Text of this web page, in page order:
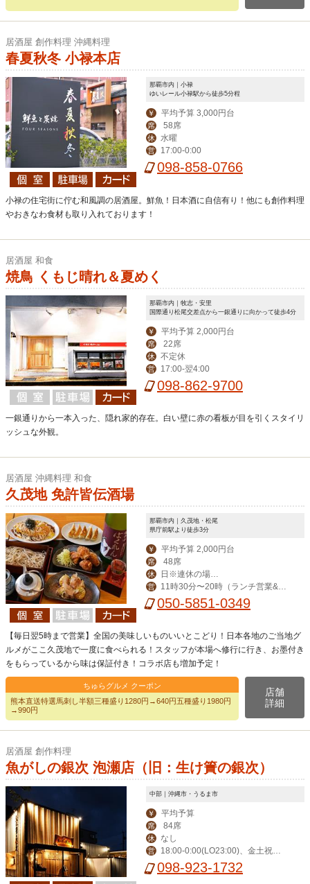
居酒屋 創作料理 沖縄料理
春夏秋冬 小禄本店
那覇市内｜小禄
ゆいレール小禄駅から徒歩5分程
￥ 平均予算 3,000円台
席 58席
休 水曜
営 17:00-0:00
098-858-0766
小禄の住宅街に佇む和風調の居酒屋。鮮魚！日本酒に自信有り！他にも創作料理
やおきなわ食材も取り入れております！
居酒屋 和食
焼鳥 くもじ晴れ＆夏めく
那覇市内｜牧志・安里
国際通り松尾交差点から一銀通りに向かって徒歩4分
￥ 平均予算 2,000円台
席 22席
休 不定休
営 17:00-翌4:00
098-862-9700
一銀通りから一本入った、隠れ家的存在。白い壁に赤の看板が目を引くスタイリ
ッシュな外観。
居酒屋 沖縄料理 和食
久茂地 免許皆伝酒場
那覇市内｜久茂地・松尾
県庁前駅より徒歩3分
￥ 平均予算 2,000円台
席 48席
休
は翌日
営
11時30分〜20時（ランチ営業&昼
飲み対応）
050-5851-0349
【毎日翌5時まで営業】全国の美味しいものいいとこどり！日本各地のご当地グ
ルメがここ久茂地で一度に食べられる！スタッフが本場へ修行に行き、お墨付き
をもらっているから味は保証付き！コラボ店も増加予定！
ちゅらグルメ クーポン
熊本直送特選馬刺し半額三種盛り1280円→640円五種盛り1980円
→990円
店舗
詳細
居酒屋 創作料理
魚がしの銀次 泡瀬店（旧：生け簀の銀次）
中部｜沖縄市・うるま市
￥ 平均予算
席 84席
休 なし
営
18:00-0:00(LO23:00)、金土祝前1
8:00-1:00(0:00)
098-923-1732